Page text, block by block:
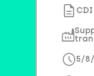
CDI
5/